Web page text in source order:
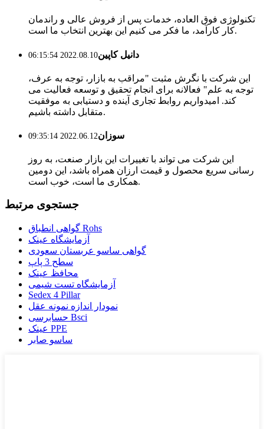
تکنولوژی فوق العاده، خدمات پس از فروش عالی و راندمان
کار کارآمد، ما فکر می کنیم این بهترین انتخاب ما است.
دانیل کاپین2022.08.10 06:15:54
این شرکت با نگرش مثبت "مراقب به بازار، توجه به عرف،
توجه به علم" فعالانه برای انجام تحقیق و توسعه فعالیت می
کند. امیدواریم روابط تجاری آینده و دستیابی به موفقیت
متقابل داشته باشیم.
سوزان2022.06.12 09:35:14
این شرکت می تواند با تغییرات این بازار صنعت، به روز
رسانی سریع محصول و قیمت ارزان همراه باشد، این دومین
همکاری ما است، خوب است.
جستجوی مرتبط
گواهی انطباق Rohs
آزمایشگاه عینک
گواهی ساسو عربستان سعودی
سطح 3 پاپ
محافظ عینک
آزمایشگاه تست شیمی
Sedex 4 Pillar
نمودار اندازه نمونه عقل
حسابرسی Bsci
عینک PPE
ساسو صابر